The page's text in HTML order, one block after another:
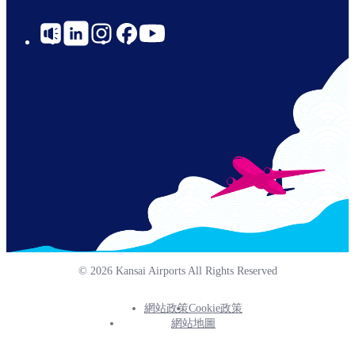
Social
© 2026 Kansai Airports All Rights Reserved
Footer
網站政策Cookie政策
網站地圖